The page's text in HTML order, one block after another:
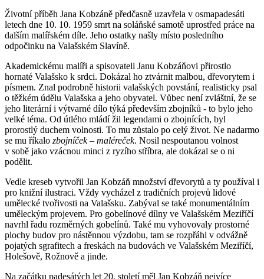
Životní příběh Jana Kobzáně předčasně uzavřela v osmapadesáti
letech dne 10. 10. 1959 smrt na soláňské samotě uprostřed práce na
dalším malířském díle. Jeho ostatky našly místo posledního
odpočinku na Valašském Slavíně.
Akademickému malíři a spisovateli Janu Kobzáňovi přirostlo
hornaté Valašsko k srdci. Dokázal ho ztvárnit malbou, dřevorytem i
písmem. Znal podrobně historii valašských povstání, realisticky psal
o těžkém údělu Valašska a jeho obyvatel. Vůbec není zvláštní, že se
jeho literární i výtvarné dílo týká především zbojníků ­- to bylo jeho
velké téma. Od útlého mládí žil legendami o zbojnících, byl
prorostlý duchem volnosti. To mu zůstalo po celý život. Ne nadarmo
se mu říkalo zbojníček – maléreček. Nosil nespoutanou volnost
v sobě jako vzácnou minci z ryzího stříbra, ale dokázal se o ni
podělit.
Vedle kreseb vytvořil Jan Kobzáň množství dřevorytů a ty používal i
pro knižní ilustraci. Vždy vycházel z tradičních projevů lidové
umělecké tvořivosti na Valašsku. Zabýval se také monumentálním
uměleckým projevem. Pro gobelínové dílny ve Valašském Meziříčí
navrhl řadu rozměrných gobelínů. Také mu vyhovovaly prostorné
plochy budov pro nástěnnou výzdobu, tam se rozpřáhl v odvážně
pojatých sgrafitech a freskách na budovách ve Valašském Meziříčí,
Holešově, Rožnově a jinde.
Na začátku padesátých let 20. století měl Jan Kobzáň nejvíce